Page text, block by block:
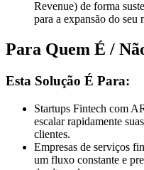
Revenue) de forma
para a expansão do seu
Para Quem É /
Esta Solução É Para:
Startups Fintech com
escalar rapidamente
clientes.
Empresas de serviços
um fluxo constante e